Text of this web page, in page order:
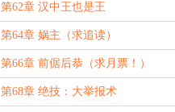
第62章 汉中王也是王
第64章 娲主（求追读）
第66章 前倨后恭（求月票！）
第68章 绝技：大举报术